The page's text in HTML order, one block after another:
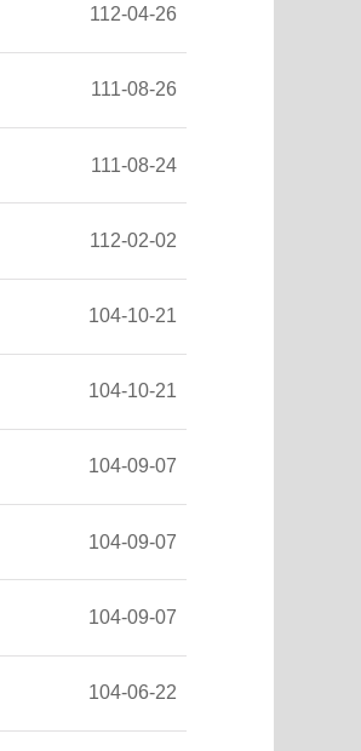
112-04-26
111-08-26
111-08-24
112-02-02
104-10-21
104-10-21
104-09-07
104-09-07
104-09-07
104-06-22